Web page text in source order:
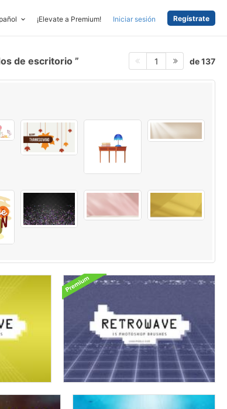
¡Elevate a Premium! Iniciar sesión Regístrate
de escritorio 1 de 137